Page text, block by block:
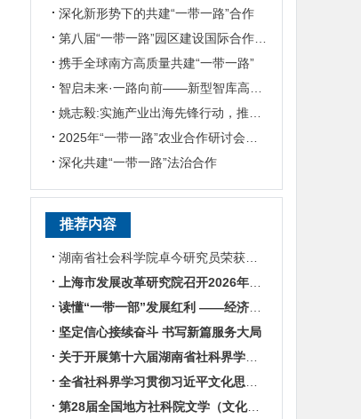
深化新形势下的共建“一带一路”合作
第八届“一带一路”园区建设国际合作会议暨第二次网络安全国际合作专题论坛在京成功举办
携手全球南方高质量共建“一带一路”
深化共建“一带一路”法治合作
推荐内容
湖南省社会科学院卓今研究员荣获第九届鲁迅文学奖
上海市发展改革研究院召开2026年半年度工作会议
读懂“一带一部”发展红利 ——经济学专家谈湖南区位优势
坚定信心接续奋斗 书写新篇服务大局
关于开展第十六届湖南省社科界学术年会征文活动的通知
第28届全国地方社科院文学（文化）所所长联席会暨“数智时代地方文化IP建设”学术研讨